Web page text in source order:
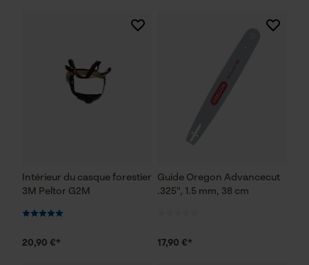
Intérieur du casque forestier
3M Peltor G2M
20,90 €*
Guide Oregon Advancecut
.325", 1.5 mm, 38 cm
17,90 €*